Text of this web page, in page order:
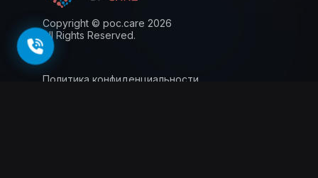
Copyright © poc.care 2026
All Rights Reserved.
Политика конфиденциальности